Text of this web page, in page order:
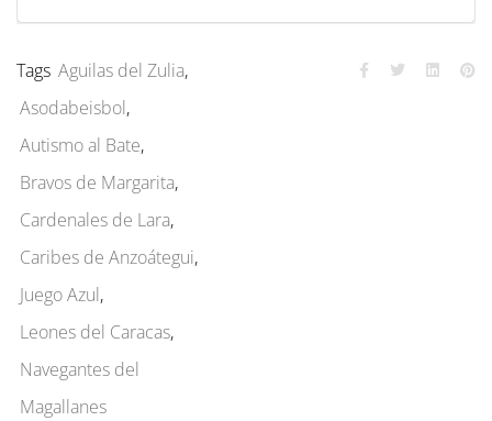
Tags Aguilas del Zulia,
Asodabeisbol,
Autismo al Bate,
Bravos de Margarita,
Cardenales de Lara,
Caribes de Anzoátegui,
Juego Azul,
Leones del Caracas,
Navegantes del
Magallanes